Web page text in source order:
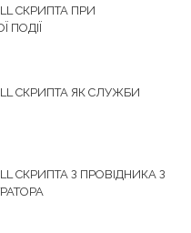
СКРИПТА ПРИ
ПОДІЇ
СКРИПТА ЯК СЛУЖБИ
СКРИПТА З ПРОВІДНИКА З